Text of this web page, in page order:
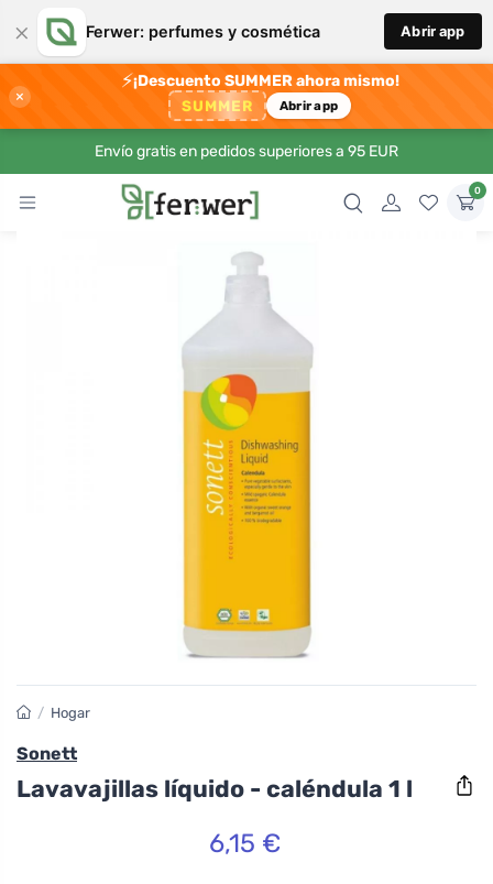
× Ferwer: perfumes y cosmética Abrir app
×
⚡¡Descuento SUMMER ahora mismo!
SUMMER Abrir app
Envío gratis en pedidos superiores a 95 EUR
0
/ Hogar
Sonett
Lavavajillas líquido - caléndula 1 l
6,15 €